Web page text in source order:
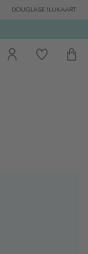
DOUGLASE ILUKAART